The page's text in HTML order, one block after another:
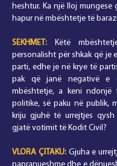
heshtur. Ka një lloj mungese
hapur në mbështetje të
SEKHMET:
Këtë
personalisht për shkak që je
parti, edhe je në krye të
pak që janë negativë e
mbështetje, a keni ndonjë
politike, së paku në publik,
kriju gjuhë të urrejtjes
gjatë votimit të Kodit Civil?
VLORA ÇITAKU: Gjuha e